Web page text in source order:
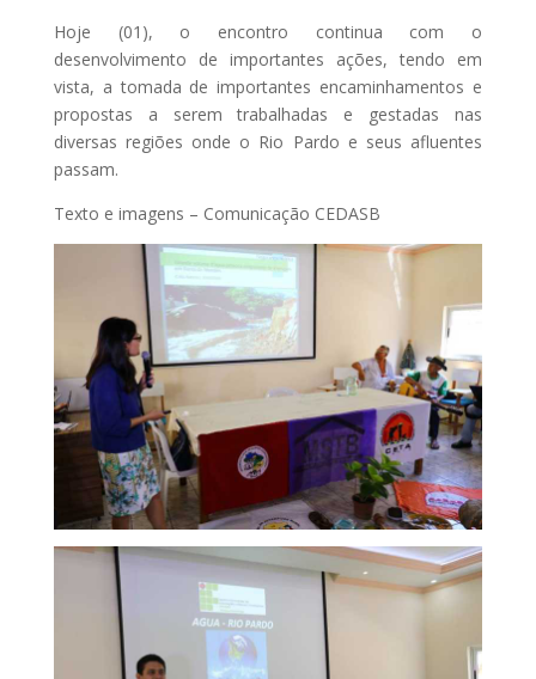
Hoje (01), o encontro continua com o
desenvolvimento de importantes ações, tendo em
vista, a tomada de importantes encaminhamentos e
propostas a serem trabalhadas e gestadas nas
diversas regiões onde o Rio Pardo e seus afluentes
passam.
Texto e imagens – Comunicação CEDASB